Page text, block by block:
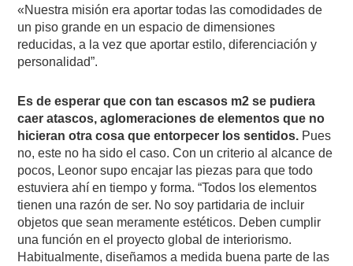
«Nuestra misión era aportar todas las comodidades de
un piso grande en un espacio de dimensiones
reducidas, a la vez que aportar estilo, diferenciación y
personalidad”.
Es de esperar que con tan escasos m2 se pudiera
caer atascos, aglomeraciones de elementos que no
hicieran otra cosa que entorpecer los sentidos. Pues
no, este no ha sido el caso. Con un criterio al alcance de
pocos, Leonor supo encajar las piezas para que todo
estuviera ahí en tiempo y forma. “Todos los elementos
tienen una razón de ser. No soy partidaria de incluir
objetos que sean meramente estéticos. Deben cumplir
una función en el proyecto global de interiorismo.
Habitualmente, diseñamos a medida buena parte de las